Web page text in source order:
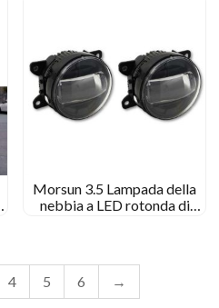
Morsun 3.5 Lampada della
nebbia a LED rotonda di
4 5 6 →